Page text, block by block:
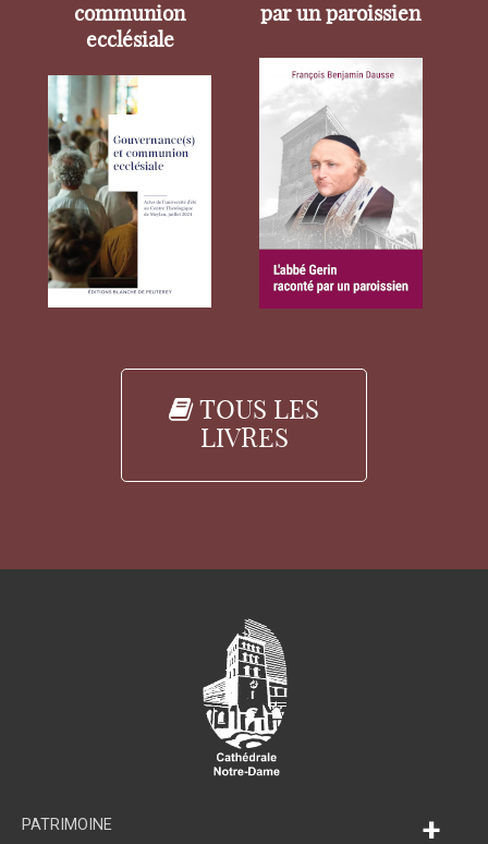
communion
ecclésiale
par un paroissien
TOUS LES
LIVRES
PATRIMOINE +